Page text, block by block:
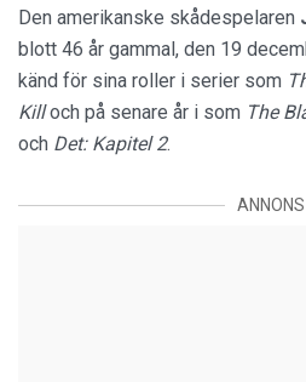
Den amerikanske skådespelaren
blott 46 år gammal, den 19
känd för sina roller i serier som
Killoch på senare år i som The
och Det: Kapitel 2.
ANNONS